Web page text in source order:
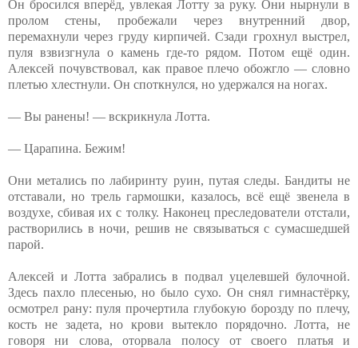
Он бросился вперёд, увлекая Лотту за руку. Они нырнули в
пролом стены, пробежали через внутренний двор,
перемахнули через груду кирпичей. Сзади грохнул выстрел,
пуля взвизгнула о камень где-то рядом. Потом ещё один.
Алексей почувствовал, как правое плечо обожгло — словно
плетью хлестнули. Он споткнулся, но удержался на ногах.
— Вы ранены! — вскрикнула Лотта.
— Царапина. Бежим!
Они метались по лабиринту руин, путая следы. Бандиты не
отставали, но трель гармошки, казалось, всё ещё звенела в
воздухе, сбивая их с толку. Наконец преследователи отстали,
растворились в ночи, решив не связываться с сумасшедшей
парой.
Алексей и Лотта забрались в подвал уцелевшей булочной.
Здесь пахло плесенью, но было сухо. Он снял гимнастёрку,
осмотрел рану: пуля прочертила глубокую борозду по плечу,
кость не задета, но крови вытекло порядочно. Лотта, не
говоря ни слова, оторвала полосу от своего платья и